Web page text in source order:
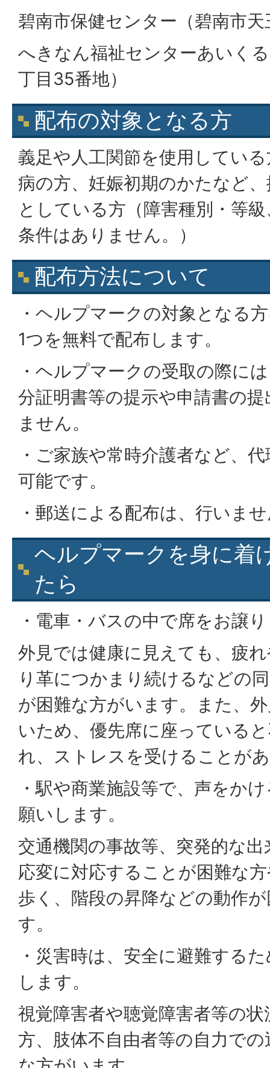
碧南市保健センター（碧南市
へきなん福祉センターあいく
丁目35番地）
配布の対象となる方
義足や人工関節を使用してい
病の方、妊娠初期のかたなど
としている方（障害種別・等
条件はありません。）
配布方法について
・ヘルプマークの対象となる
1つを無料で配布します。
・ヘルプマークの受取の際に
分証明書等の提示や申請書の
ません。
・ご家族や常時介護者など、
可能です。
・郵送による配布は、行いま
ヘルプマークを身に着
たら
・電車・バスの中で席をお譲
外見では健康に見えても、疲
り革につかまり続けるなどの
が困難な方がいます。また、
いため、優先席に座っている
れ、ストレスを受けることが
・駅や商業施設等で、声をか
願いします。
交通機関の事故等、突発的な
応変に対応することが困難な
歩く、階段の昇降などの動作
す。
・災害時は、安全に避難する
します。
視覚障害者や聴覚障害者等の
方、肢体不自由者等の自力で